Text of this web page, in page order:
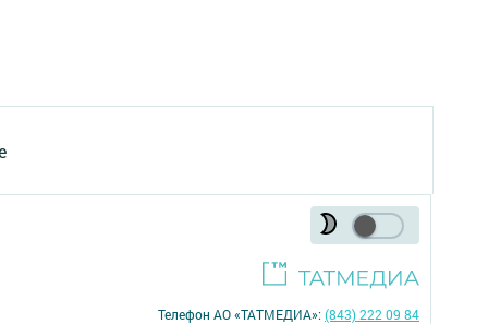
Телефон АО «ТАТМЕДИА»:(843) 222 09 84